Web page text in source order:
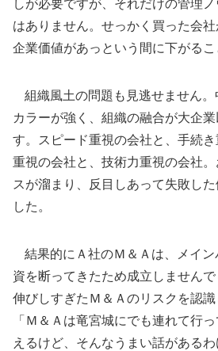
しが必要ですが、それだけの管理
はありません。せっかく買った会社
企業価値があっという間に下がるこ
組織風土の問題も見逃せません
カラーが強く、組織の融合が大企
す。スピード重視の会社と、手続
重視の会社と、技術力重視の会社
スが溜まり、反目しあって失敗し
した。
結果的にＡ社のＭ＆Ａは、メイ
資を断ってきたため成立しません
伸びしすぎたＭ＆Ａのリスクを認識
「Ｍ＆Ａは竜宮城にでも連れて行
えるけど、そんなうまい話がある